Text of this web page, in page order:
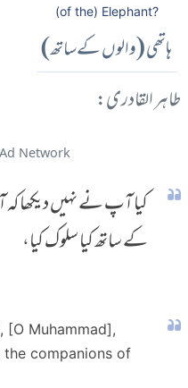
(of the) Elephant?
ہاتھی (والوں کےساتھ)
طاہر القادری:
Network
کیا آپ نے نہیں دیکھا
کے ساتھ کیا سلوک کیا،
[O Muhammad],
companions of